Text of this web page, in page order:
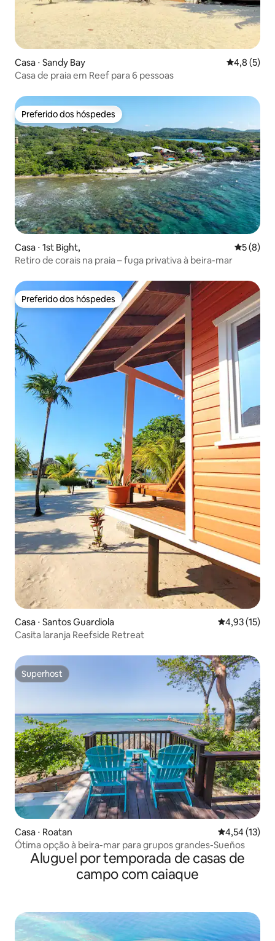
Casa ⋅ Sandy Bay 4,8 de
4,8 (5)
Casa de praia em Reef para 6 pessoas
Preferido dos hóspedes
Preferido dos hóspedes
Casa ⋅ 1st Bight, 5 de
5 (8)
Retiro de corais na praia – fuga privativa à beira-mar
Preferido dos hóspedes
Preferido dos hóspedes
Casa ⋅ Santos Guardiola 4,93 de uma
4,93 (15)
Casita laranja Reefside Retreat
Superhost
Superhost
Casa ⋅ Roatan 4,54 de uma
4,54 (13)
Ótima opção à beira-mar para grupos grandes-Sueños
Aluguel por temporada de casas de
campo com caiaque